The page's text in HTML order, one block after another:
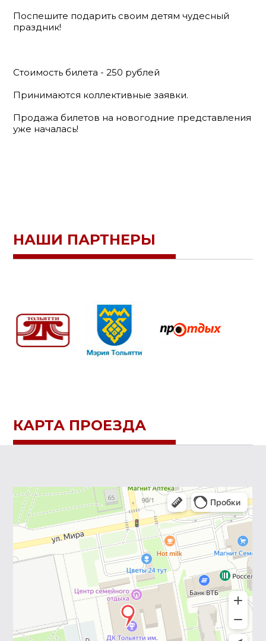
Поспешите подарить своим детям чудесный
праздник!
Стоимость билета - 250 рублей
Принимаются коллективные заявки.
Продажа билетов на новогодние представления
уже началась!
НАШИ ПАРТНЕРЫ
КАРТА ПРОЕЗДА